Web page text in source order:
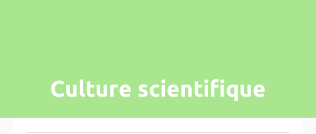
Culture scientifique